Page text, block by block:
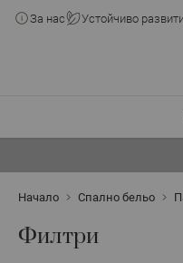
За нас Устойчиво
Начало Спално бельо
Филтри